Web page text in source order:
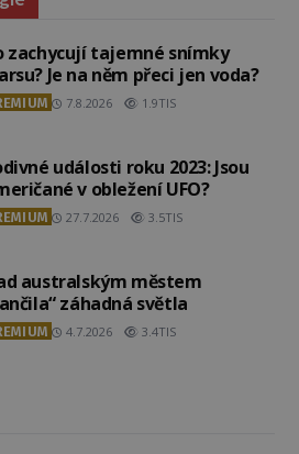
zachycují tajemné snímky
Je na něm přeci jen voda?
7.8.2026 1.9TIS
události roku 2023: Jsou
v obležení UFO?
27.7.2026 3.5TIS
australským městem
záhadná světla
4.7.2026 3.4TIS